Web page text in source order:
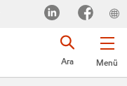
Menü
Ara